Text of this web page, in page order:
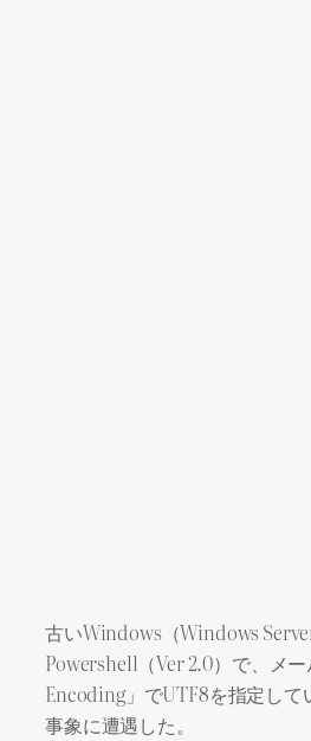
古いWindows（Windows
Powershell（Ver 2.0）で、メ
Encoding」でUTF8を指定して
事象に遭遇した。